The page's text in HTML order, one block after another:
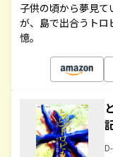
子供の頃から夢見
が、島で出合うト
憶。